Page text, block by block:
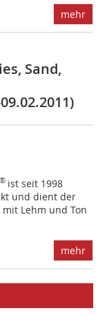
mehr
Sand,
® ist seit 1998
und dient der
Lehm und Ton
mehr